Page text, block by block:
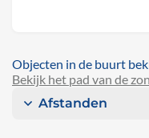
Objecten in de buurt
Bekijk het pad van de
Afstanden